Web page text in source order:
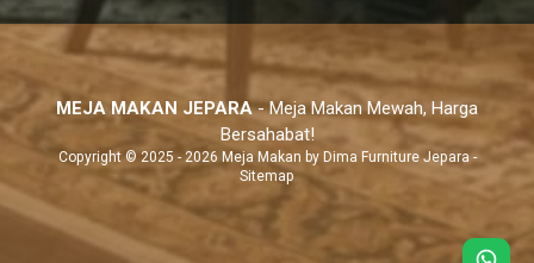
MEJA MAKAN JEPARA- Meja Makan Mewah, Harga
Bersahabat!
Copyright © 2025 - 2026 Meja Makan by Dima Furniture Jepara-
Sitemap